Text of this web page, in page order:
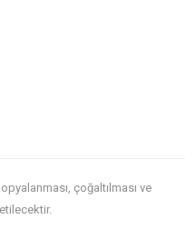
çoğaltılması ve